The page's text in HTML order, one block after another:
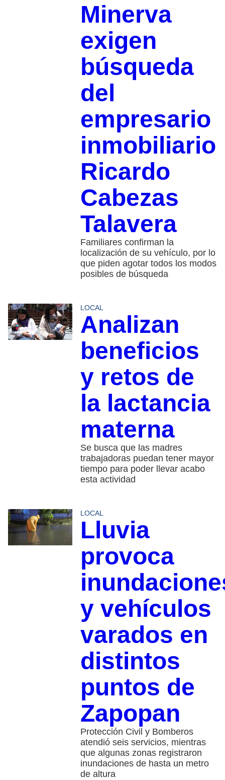
Minerva
exigen
búsqueda
del
empresario
inmobiliario
Ricardo
Cabezas
Talavera
Familiares confirman la
localización de su vehículo, por lo
que piden agotar todos los modos
posibles de búsqueda
LOCAL
Analizan
beneficios
y retos de
la lactancia
materna
Se busca que las madres
trabajadoras puedan tener mayor
tiempo para poder llevar acabo
esta actividad
LOCAL
Lluvia
provoca
y vehículos
varados en
distintos
puntos de
Zapopan
Protección Civil y Bomberos
atendió seis servicios, mientras
que algunas zonas registraron
inundaciones de hasta un metro
de altura